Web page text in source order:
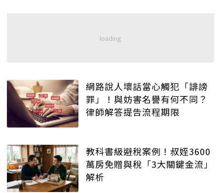
網路說人壞話當心觸犯「誹謗
罪」！與妨害名譽有何不同？
律師解答提告流程期限
教科書級避稅案例！叔姪3600
萬房免贈與稅「3大關鍵金流」
解析